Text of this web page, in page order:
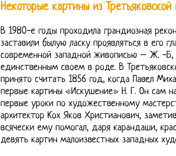
Некоторые картины из Третьяковской
В 1980-е годы проходила грандиозная
заставили былую ласку проявляться в его
современной западной живописью – Ж. -Б,
единственным своем в роде. В
принято считать 1856 год, когда Павел
первые картины «Искушение» Н. Г. Он сам
первые уроки по художественному
архитектор Кох Яков Христианович,
всячески ему помогал, даря карандаши,
девять картин малоизвестных западных